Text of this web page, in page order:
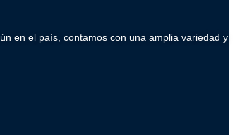
en el país, contamos con una amplia variedad y